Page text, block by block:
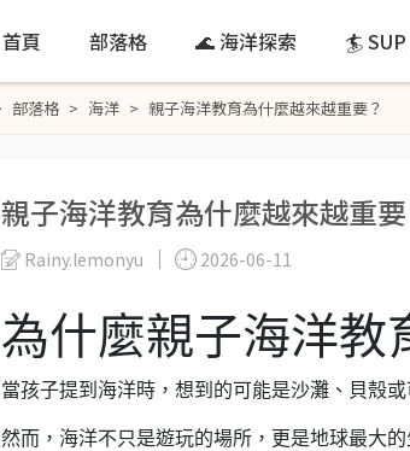
首頁 部落格 🌊 海洋探索 🏄
部落格 海洋 親子海洋教育為什麼越來越重要？
親子海洋教育為什麼越來越重要
Rainy.lemonyu 2026-06-11
為什麼親子海洋教
當孩子提到海洋時，想到的可能是沙灘、貝殼或
然而，海洋不只是遊玩的場所，更是地球最大的